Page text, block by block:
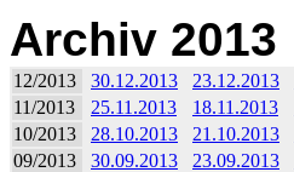
Archiv 2013
12/2013 30.12.2013 23.12.2013
11/2013
25.11.2013 18.11.2013
10/2013
28.10.2013 21.10.2013
09/2013
30.09.2013 23.09.2013